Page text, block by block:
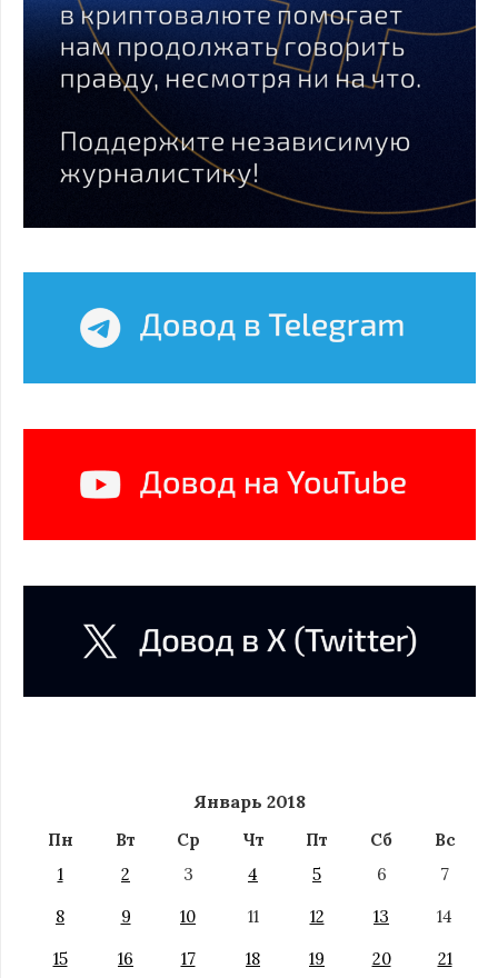
Январь 2018
Пн Вт Ср Чт Пт Сб
Вс
1
2 3 4 5 6
7
8
9 10 11 12 13
14
15
16 17 18 19 20
21